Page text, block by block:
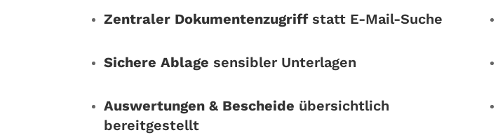
Zentraler Dokumentenzugriffstatt E-Mail-Suche
Sichere Ablage sensibler Unterlagen
Auswertungen & Bescheide übersichtlich
bereitgestellt